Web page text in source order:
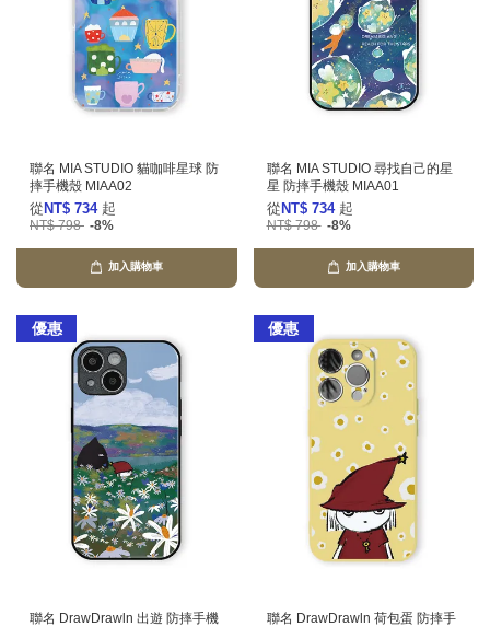
聯名 MIA STUDIO 貓咖啡星球 防
摔手機殼 MIAA02
從 NT$ 734 起
NT$ 798 -8%
加入購物車
聯名 MIA STUDIO 尋找自己的星
星 防摔手機殼 MIAA01
從 NT$ 734 起
NT$ 798 -8%
加入購物車
優惠
聯名 DrawDrawln 出遊 防摔手機
優惠
聯名 DrawDrawln 荷包蛋 防摔手